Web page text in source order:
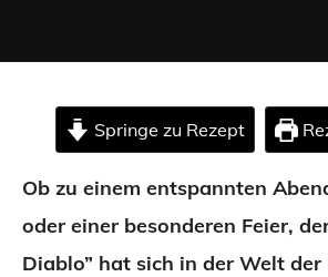
Springe zu Rezept
Ob zu einem entspannten
oder einer besonderen Feier,
Diablo” hat sich in der Welt